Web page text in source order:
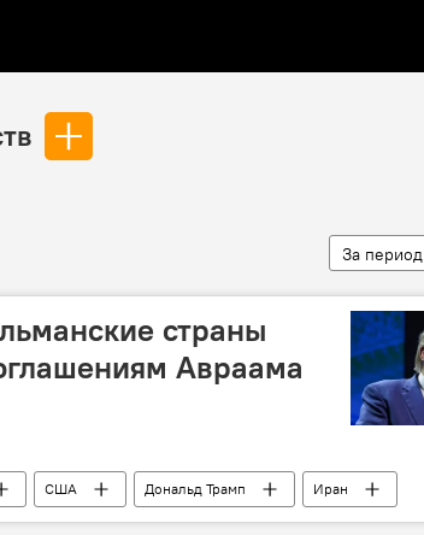
За период
страны
Авраама
США Дональд Трамп
Иран
Объединенные Арабские Эмираты